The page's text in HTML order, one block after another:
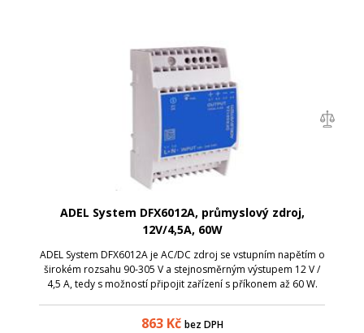
ADEL System DFX6012A, průmyslový zdroj,
12V/4,5A, 60W
ADEL System DFX6012A je AC/DC zdroj se vstupním napětím o
širokém rozsahu 90-305 V a stejnosměrným výstupem 12 V /
4,5 A, tedy s možností připojit zařízení s příkonem až 60 W.
863Kč bez DPH